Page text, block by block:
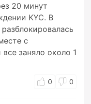
20 минут
KYC. В
с
заняло около 1
0 0